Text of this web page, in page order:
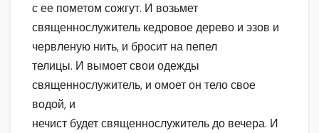
с ее пометом сожгут. И возьмет
священнослужитель кедровое дерево и эзов и
червленую нить, и бросит на пепел
телицы. И вымоет свои одежды
священнослужитель, и омоет он тело свое
водой, и
нечист будет священнослужитель до вечера. И